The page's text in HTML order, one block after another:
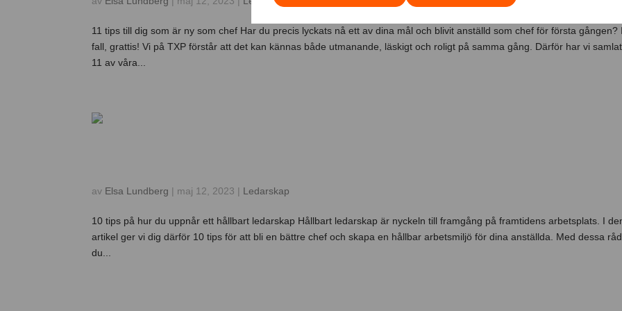
11 tips till dig som är ny som chef Har du precis lyckats nå ett av dina mål och blivit anställd som chef för första gången?
fall, grattis! Vi på TXP förstår att det kan kännas både utmanande, läskigt och roligt på samma gång. Därför har vi
11 av våra...
av Elsa Lundberg | maj 12, 2023 | Ledarskap
10 tips på hur du uppnår ett hållbart ledarskap Hållbart ledarskap är nyckeln till framgång på framtidens arbetsplats. I
artikel ger vi dig därför 10 tips för att bli en bättre chef och skapa en hållbar arbetsmiljö för dina anställda. Med dessa
du...